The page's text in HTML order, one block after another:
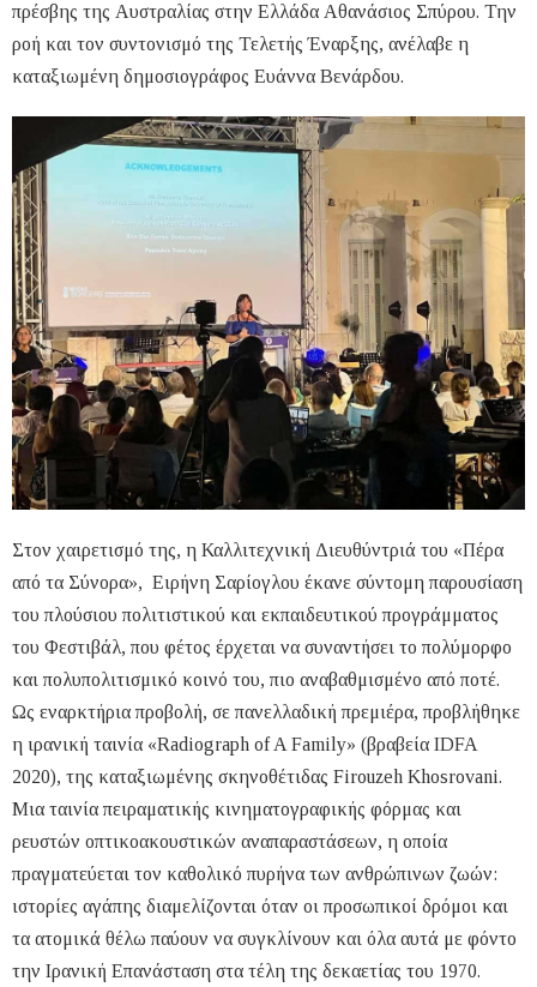
πρέσβης της Αυστραλίας στην Ελλάδα Αθανάσιος Σπύρου. Την
ροή και τον συντονισμό της Τελετής Έναρξης, ανέλαβε η
καταξιωμένη δημοσιογράφος Ευάννα Βενάρδου.
Στον χαιρετισμό της, η Καλλιτεχνική Διευθύντριά του «Πέρα
από τα Σύνορα», Ειρήνη Σαρίογλου έκανε σύντομη παρουσίαση
του πλούσιου πολιτιστικού και εκπαιδευτικού προγράμματος
του Φεστιβάλ, που φέτος έρχεται να συναντήσει το πολύμορφο
και πολυπολιτισμικό κοινό του, πιο αναβαθμισμένο από ποτέ.
Ως εναρκτήρια προβολή, σε πανελλαδική πρεμιέρα, προβλήθηκε
η ιρανική ταινία «Radiograph of A Family» (βραβεία IDFA
2020), της καταξιωμένης σκηνοθέτιδας Firouzeh Khosrovani.
Μια ταινία πειραματικής κινηματογραφικής φόρμας και
ρευστών οπτικοακουστικών αναπαραστάσεων, η οποία
πραγματεύεται τον καθολικό πυρήνα των ανθρώπινων ζωών:
ιστορίες αγάπης διαμελίζονται όταν οι προσωπικοί δρόμοι και
τα ατομικά θέλω παύουν να συγκλίνουν και όλα αυτά με φόντο
την Ιρανική Επανάσταση στα τέλη της δεκαετίας του 1970.